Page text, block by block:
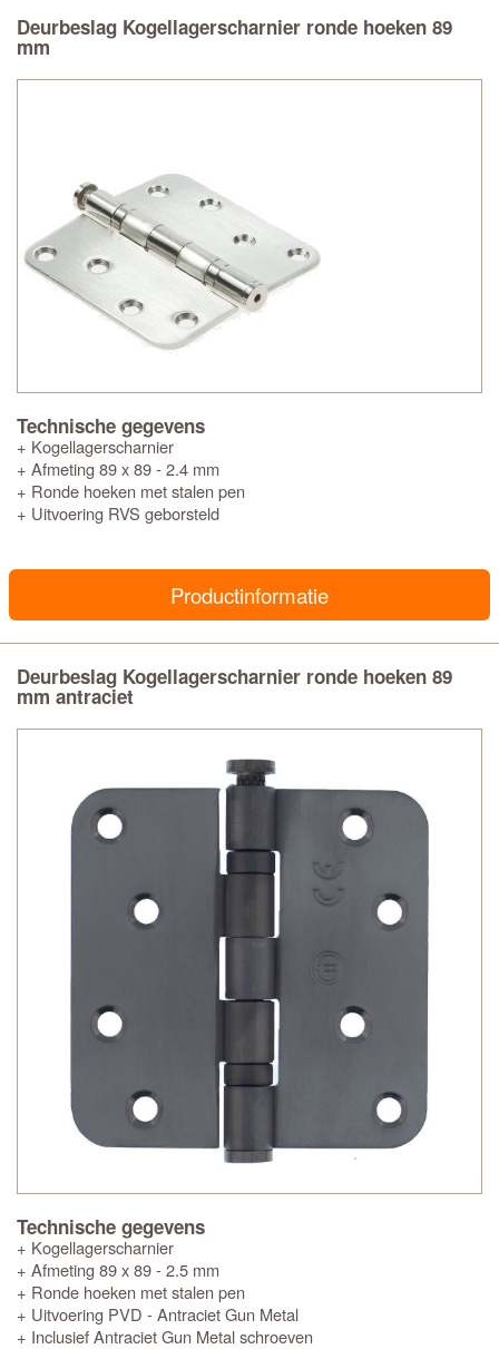
Deurbeslag Kogellagerscharnier ronde hoeken 89
mm
Technische gegevens
+ Kogellagerscharnier
+ Afmeting 89 x 89 - 2.4 mm
+ Ronde hoeken met stalen pen
+ Uitvoering RVS geborsteld
Productinformatie
Deurbeslag Kogellagerscharnier ronde hoeken 89
mm antraciet
Technische gegevens
+ Kogellagerscharnier
+ Afmeting 89 x 89 - 2.5 mm
+ Ronde hoeken met stalen pen
+ Uitvoering PVD - Antraciet Gun Metal
+ Inclusief Antraciet Gun Metal schroeven